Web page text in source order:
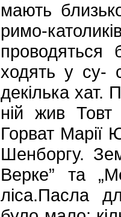
мають
римо-
проводяться
ходять у су-
декілька хат.
ній жив Товт
Горват Марії
Шенборгу.
Верке” та
ліса.Пасла